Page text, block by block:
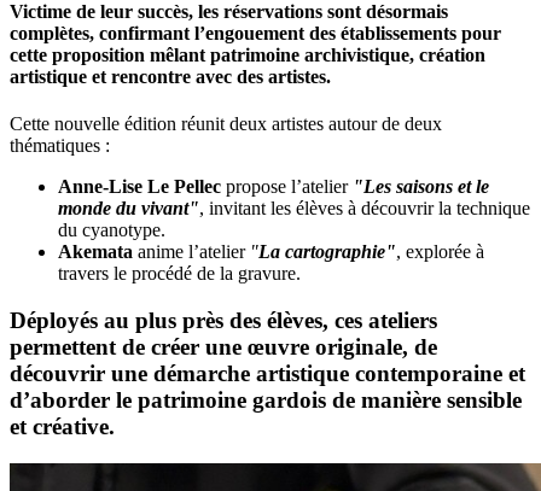
Victime de leur succès, les réservations sont désormais
complètes, confirmant l’engouement des établissements pour
cette proposition mêlant patrimoine archivistique, création
artistique et rencontre avec des artistes.
Cette nouvelle édition réunit deux artistes autour de deux
thématiques :
Anne-Lise Le Pellec propose l’atelier "Les saisons et le
monde du vivant", invitant les élèves à découvrir la technique
du cyanotype.
Akemata anime l’atelier "La cartographie", explorée à
travers le procédé de la gravure.
Déployés au plus près des élèves, ces ateliers
permettent de créer une œuvre originale, de
découvrir une démarche artistique contemporaine et
d’aborder le patrimoine gardois de manière sensible
et créative.